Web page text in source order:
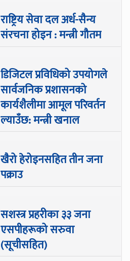
राष्ट्रिय सेवा दल अर्ध-सैन्य
संरचना होइन : मन्त्री गौतम
डिजिटल प्रविधिको उपयोगले
सार्वजनिक प्रशासनको
कार्यशैलीमा आमूल परिवर्तन
ल्याउँछ: मन्त्री खनाल
खैरो हेरोइनसहित तीन जना
पक्राउ
सशस्त्र प्रहरीका ३३ जना
एसपीहरूको सरुवा
(सूचीसहित)